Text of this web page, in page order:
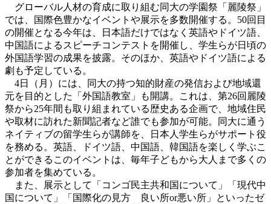
グローバル人材の育成に取り組む同大の学園祭「麗陵祭」
では、国際色豊かなイベントや展示を多数開催する。50回目
の開催となる今年は、日本語だけではなく英語やドイツ語、
中国語によるスピーチコンテストを開催し、学生らが日頃の
外国語学習の成果を披露。そのほか、英語やドイツ語による
劇も予定している。
4日（月）には、同大の持つ知的財産の発信および地域還
元を目的とした「外国語教室」も開講。これは、第26回麗陵
祭から25年間も取り組まれている歴史ある企画で、地域住民
や取材に訪れた新聞記者など誰でも参加が可能。同大に通う
ネイティブの留学生らが講師を、日本人学生らがサポート役
を務める。英語、ドイツ語、中国語、韓国語を楽しく学ぶこ
とができるこのイベントは、毎年子どもから大人まで多くの
参加者を集めている。
また、展示として「コンゴ民主共和国について」「現代中
国について」「国際化の見方 良い所or悪い所」といったゼ